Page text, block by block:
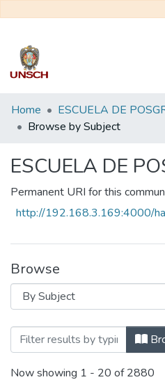
Communities
&
All of DSpace
Home
ESCUELA DE
Browse by Subject
ESCUELA DE
Permanent URI for this
http://192.168.3.169:4000/
Browse
Browsing ESCUELA
Now showing 1 - 20 of 2880